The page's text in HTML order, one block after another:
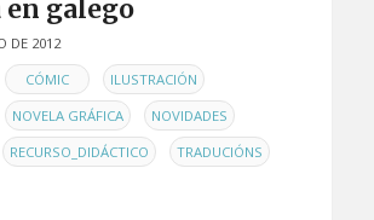
galego
DE 2012
CÓMIC , ILUSTRACIÓN ,
NOVELA GRÁFICA , NOVIDADES ,
RECURSO_DIDÁCTICO , TRADUCIÓNS ,